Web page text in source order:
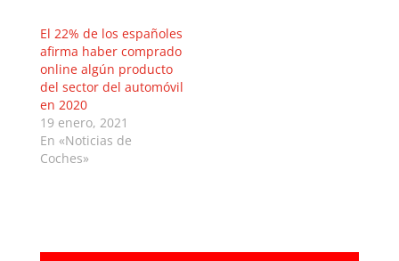
El 22% de los españoles
afirma haber comprado
online algún producto
del sector del automóvil
en 2020
19 enero, 2021
En «Noticias de
Coches»